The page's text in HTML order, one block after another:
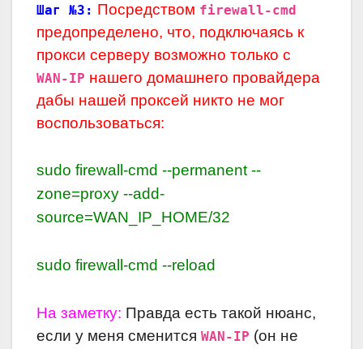
Шаг №3: Посредством firewall-cmd
предопределено, что, подключаясь к
прокси серверу возможно только с
WAN-IP нашего домашнего провайдера
дабы нашей проксей никто не мог
воспользоваться:
sudo firewall-cmd --permanent --
zone=proxy --add-
source=WAN_IP_HOME/32
sudo firewall-cmd --reload
На заметку: Правда есть такой нюанс,
если у меня сменится WAN-IP (он не